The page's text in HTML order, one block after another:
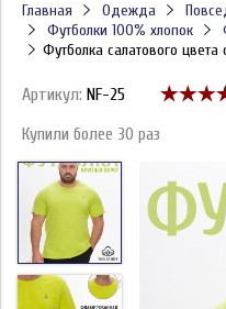
Главная Одежда
Футболки 100% хлопок
Футболка салатового
Артикул: NF-25
Купили более 30 раз